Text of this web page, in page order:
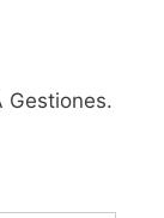
Gestiones.